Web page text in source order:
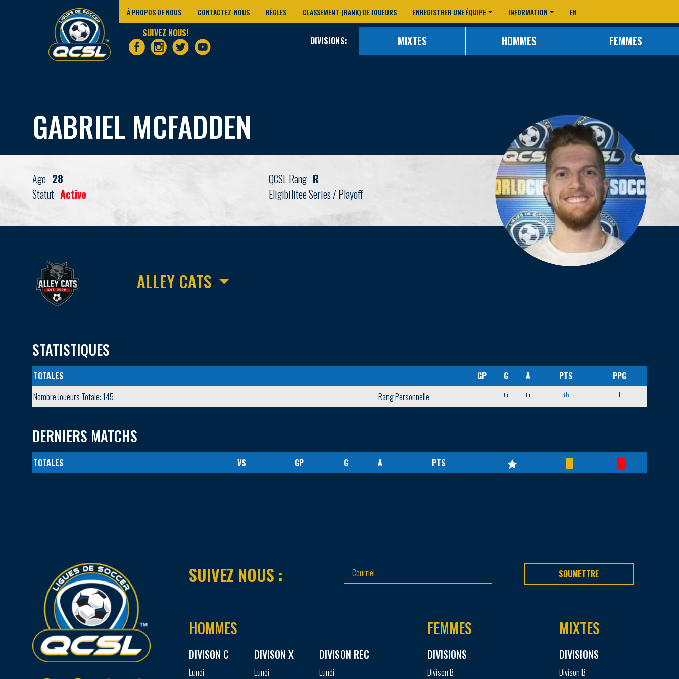
À PROPOS DE NOUS CONTACTEZ-NOUS RÈGLES CLASSEMENT (RANK) DE JOUEURS ENREGISTRER UNE ÉQUIPE INFORMATION EN
SUIVEZ NOUS!
DIVISIONS: MIXTES HOMMES FEMMES
GABRIEL MCFADDEN
Age 28
Statut Active
QCSL Rang R
Eligibilitee Series / Playoff
ALLEY CATS
STATISTIQUES
TOTALES GP G A PTS
PPG
Nombre Joueurs Totale: 145
Rang Personnelle th th th th
DERNIERS MATCHS
TOTALES VS GP G A PTS
SUIVEZ NOUS : SOUMETTRE
HOMMES
DIVISON C
Lundi
DIVISON X
Lundi
DIVISON REC
Lundi
FEMMES
DIVISIONS
Divison B
MIXTES
DIVISIONS
Divison B